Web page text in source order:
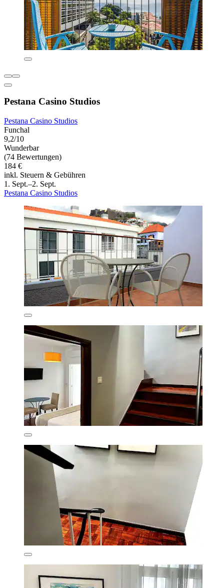
Pestana Casino Studios
Pestana Casino Studios
Funchal
9,2/10
Wunderbar
(74 Bewertungen)
184 €
inkl. Steuern & Gebühren
1. Sept.–2. Sept.
Pestana Casino Studios